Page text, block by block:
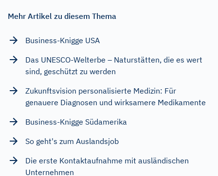
Mehr Artikel zu diesem Thema
Business-Knigge USA
Das UNESCO-Welterbe – Naturstätten, die es wert
sind, geschützt zu werden
Zukunftsvision personalisierte Medizin: Für
genauere Diagnosen und wirksamere Medikamente
Business-Knigge Südamerika
So geht's zum Auslandsjob
Die erste Kontaktaufnahme mit ausländischen
Unternehmen